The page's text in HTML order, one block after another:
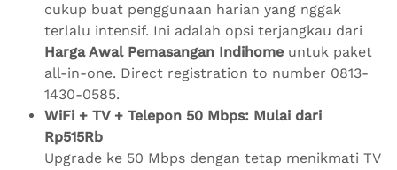
cukup buat penggunaan harian yang nggak
terlalu intensif. Ini adalah opsi terjangkau dari
Harga Awal Pemasangan Indihome untuk paket
all-in-one. Direct registration to number 0813-
1430-0585.
WiFi + TV + Telepon 50 Mbps: Mulai dari
Rp515Rb
Upgrade ke 50 Mbps dengan tetap menikmati TV